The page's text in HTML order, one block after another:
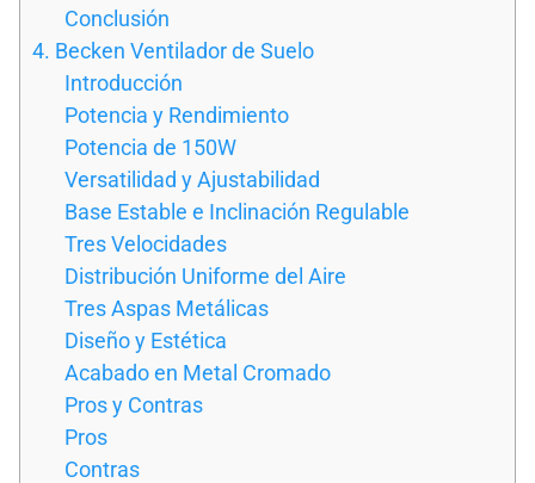
Conclusión
4. Becken Ventilador de Suelo
Introducción
Potencia y Rendimiento
Potencia de 150W
Versatilidad y Ajustabilidad
Base Estable e Inclinación Regulable
Tres Velocidades
Distribución Uniforme del Aire
Tres Aspas Metálicas
Diseño y Estética
Acabado en Metal Cromado
Pros y Contras
Pros
Contras